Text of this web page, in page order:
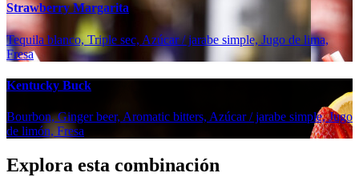
Strawberry Margarita
Tequila blanco, Triple sec, Azúcar / jarabe simple, Jugo de lima,
Fresa
Kentucky Buck
Bourbon, Ginger beer, Aromatic bitters, Azúcar / jarabe simple, Jugo
de limón, Fresa
Explora esta combinación